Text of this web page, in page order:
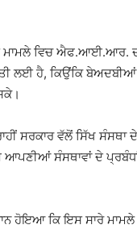
ਮਾਮਲੇ ਵਿਚ
ਲਈ ਹੈ, ਕਿਉਂਕਿ
ਸਰਕਾਰ ਵੱਲੋਂ ਸਿੱਖ ਸੰਸਥਾ
ਸੰਸਥਾਵਾਂ ਦੇ
ਹੋਇਆ ਕਿ ਇਸ ਸਾਰੇ